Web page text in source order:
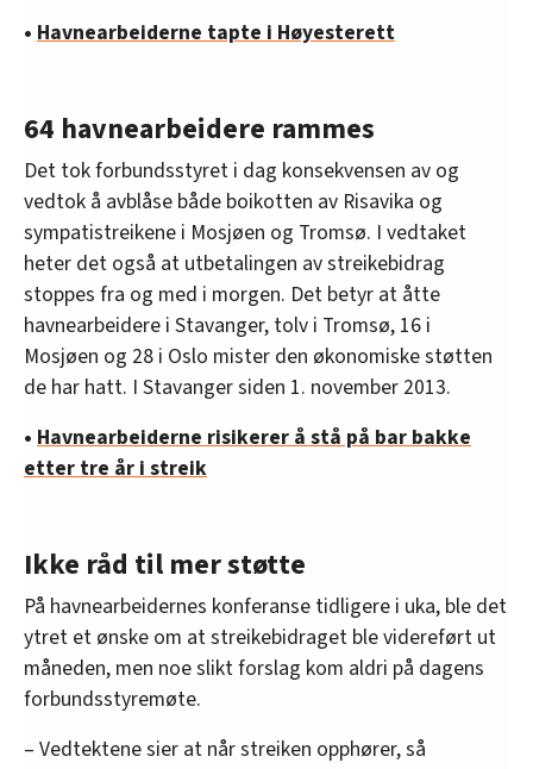
• Havnearbeiderne tapte i Høyesterett
64 havnearbeidere rammes
Det tok forbundsstyret i dag konsekvensen av og
vedtok å avblåse både boikotten av Risavika og
sympatistreikene i Mosjøen og Tromsø. I vedtaket
heter det også at utbetalingen av streikebidrag
stoppes fra og med i morgen. Det betyr at åtte
havnearbeidere i Stavanger, tolv i Tromsø, 16 i
Mosjøen og 28 i Oslo mister den økonomiske støtten
de har hatt. I Stavanger siden 1. november 2013.
• Havnearbeiderne risikerer å stå på bar bakke
etter tre år i streik
Ikke råd til mer støtte
På havnearbeidernes konferanse tidligere i uka, ble det
ytret et ønske om at streikebidraget ble videreført ut
måneden, men noe slikt forslag kom aldri på dagens
forbundsstyremøte.
– Vedtektene sier at når streiken opphører, så